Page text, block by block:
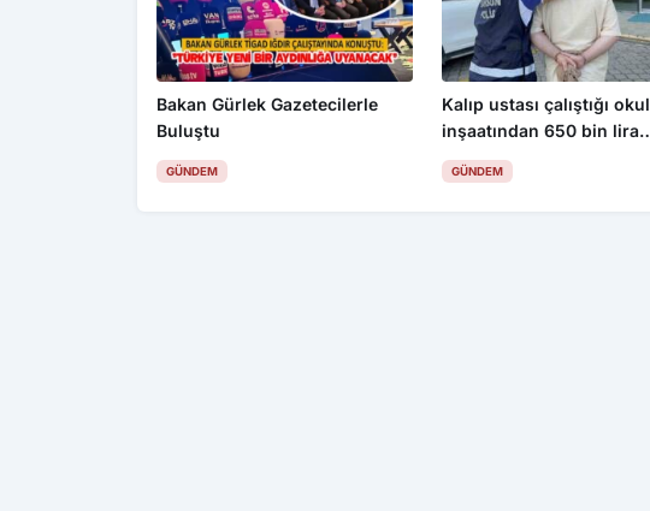
Bakan Gürlek Gazetecilerle
Buluştu
GÜNDEM
Kalıp ustası çalıştığı okul
inşaatından 650 bin lira
değerinde kablo çaldı
GÜNDEM